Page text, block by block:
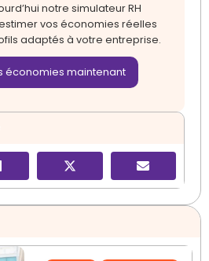
notre simulateur RH
vos économies réelles
adaptés à votre entreprise.
économies maintenant